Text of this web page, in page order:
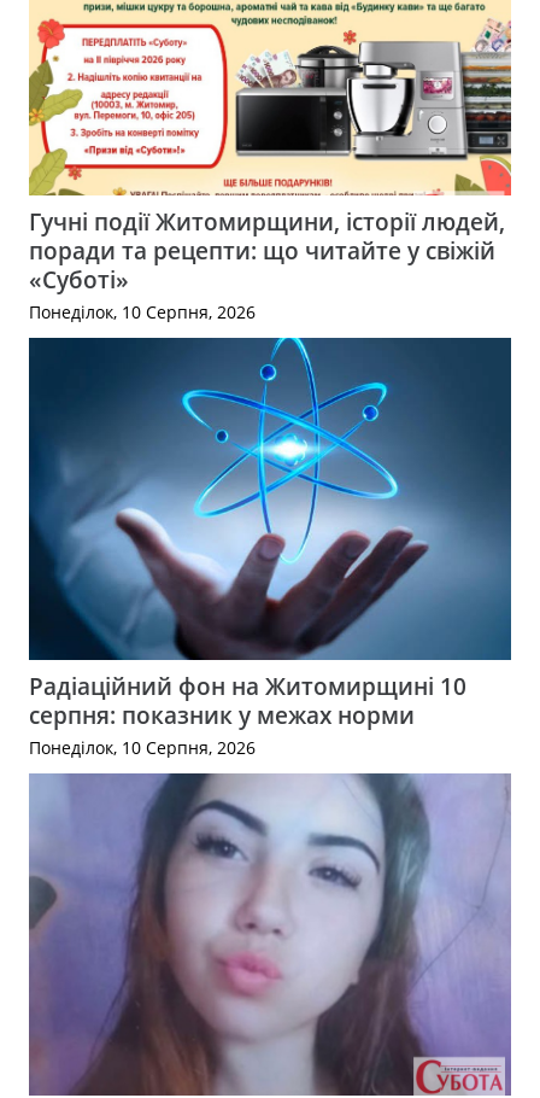
Гучні події Житомирщини, історії людей,
поради та рецепти: що читайте у свіжій
«Суботі»
Понеділок, 10 Серпня, 2026
Радіаційний фон на Житомирщині 10
серпня: показник у межах норми
Понеділок, 10 Серпня, 2026